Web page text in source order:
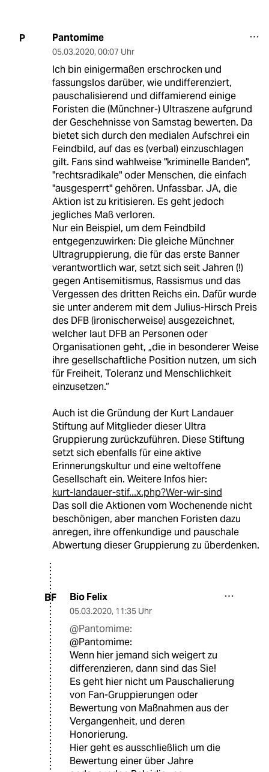
P Pantomime
05.03.2020, 00:07 Uhr
Ich bin einigermaßen erschrocken und
fassungslos darüber, wie undifferenziert,
pauschalisierend und diffamierend einige
Foristen die (Münchner-) Ultraszene aufgrund
der Geschehnisse von Samstag bewerten. Da
bietet sich durch den medialen Aufschrei ein
Feindbild, auf das es (verbal) einzuschlagen
gilt. Fans sind wahlweise "kriminelle Banden",
"rechtsradikale" oder Menschen, die einfach
"ausgesperrt" gehören. Unfassbar. JA, die
Aktion ist zu kritisieren. Es geht jedoch
jegliches Maß verloren.
Nur ein Beispiel, um dem Feindbild
entgegenzuwirken: Die gleiche Münchner
Ultragruppierung, die für das erste Banner
verantwortlich war, setzt sich seit Jahren (!)
gegen Antisemitismus, Rassismus und das
Vergessen des dritten Reichs ein. Dafür wurde
sie unter anderem mit dem Julius-Hirsch Preis
des DFB (ironischerweise) ausgezeichnet,
welcher laut DFB an Personen oder
Organisationen geht, „die in besonderer Weise
ihre gesellschaftliche Position nutzen, um sich
für Freiheit, Toleranz und Menschlichkeit
einzusetzen.“
Auch ist die Gründung der Kurt Landauer
Stiftung auf Mitglieder dieser Ultra
Gruppierung zurückzuführen. Diese Stiftung
setzt sich ebenfalls für eine aktive
Erinnerungskultur und eine weltoffene
Gesellschaft ein. Weitere Infos hier:
kurt-landauer-stif...x.php?Wer-wir-sind
Das soll die Aktionen vom Wochenende nicht
beschönigen, aber manchen Foristen dazu
anregen, ihre offenkundige und pauschale
Abwertung dieser Gruppierung zu überdenken.
BF Bio Felix
05.03.2020, 11:35 Uhr
@Pantomime:
@Pantomime:
Wenn hier jemand sich weigert zu
differenzieren, dann sind das Sie!
Es geht hier nicht um Pauschalierung
von Fan-Gruppierungen oder
Bewertung von Maßnahmen aus der
Vergangenheit, und deren
Honorierung.
Hier geht es ausschließlich um die
Bewertung einer über Jahre